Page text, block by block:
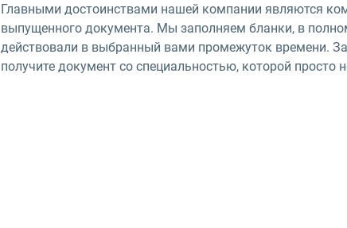
Главными достоинствами нашей компании являются
выпущенного документа. Мы заполняем бланки, в
действовали в выбранный вами промежуток времени.
получите документ со специальностью, которой просто